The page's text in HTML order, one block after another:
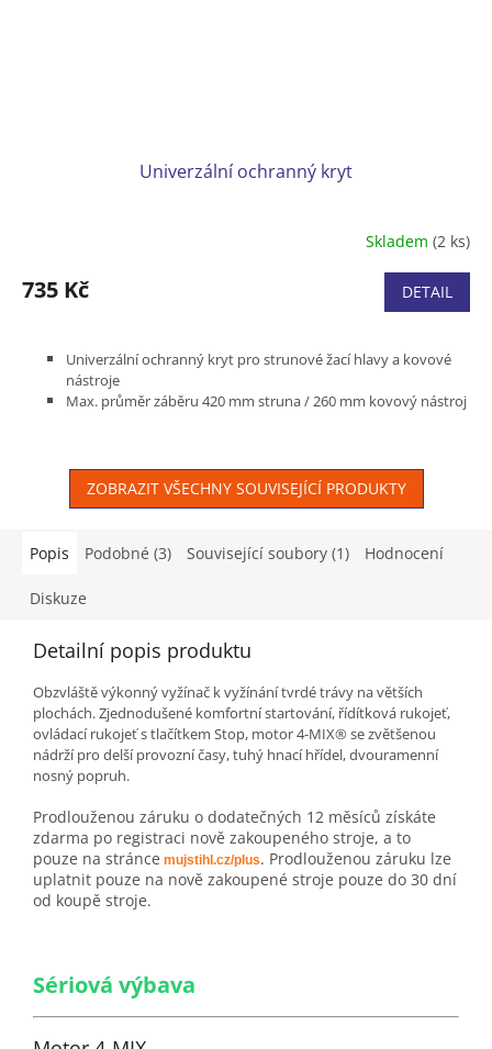
Univerzální ochranný kryt
Skladem (2 ks)
735 Kč DETAIL
Univerzální ochranný kryt pro strunové žací hlavy a kovové
nástroje
Max. průměr záběru 420 mm struna / 260 mm kovový nástroj
ZOBRAZIT VŠECHNY SOUVISEJÍCÍ PRODUKTY
Popis Podobné (3) Související soubory (1) Hodnocení
Diskuze
Detailní popis produktu
Obzvláště výkonný vyžínač k vyžínání tvrdé trávy na větších
plochách. Zjednodušené komfortní startování, řídítková rukojeť,
ovládací rukojeť s tlačítkem Stop, motor 4-MIX® se zvětšenou
nádrží pro delší provozní časy, tuhý hnací hřídel, dvouramenní
nosný popruh.
Prodlouženou záruku o dodatečných 12 měsíců získáte
zdarma po registraci nově zakoupeného stroje, a to
pouze na stránce mujstihl.cz/plus. Prodlouženou záruku lze
uplatnit pouze na nově zakoupené stroje pouze do 30 dní
od koupě stroje.
Sériová výbava